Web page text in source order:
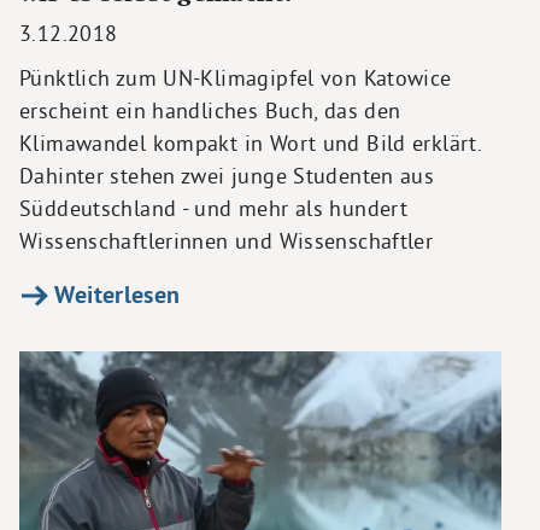
3.12.2018
Pünktlich zum UN-Klimagipfel von Katowice
erscheint ein handliches Buch, das den
Klimawandel kompakt in Wort und Bild erklärt.
Dahinter stehen zwei junge Studenten aus
Süddeutschland - und mehr als hundert
Wissenschaftlerinnen und Wissenschaftler
Weiterlesen